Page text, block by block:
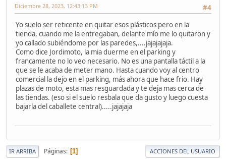
#4
Diciembre 28, 2023, 12:43:13 PM
Yo suelo ser reticente en quitar esos plásticos pero en la
tienda, cuando me la entregaban, delante mío me lo quitaron y
yo callado subiéndome por las paredes,....jajajajaja.
Como dice Jordimoto, la mia duerme en el parking y
francamente no lo veo necesario. No es una pantalla táctil a la
que se le acaba de meter mano. Hasta cuando voy al centro
comercial la dejo en el parking, más ahora que hace frio. Hay
plazas de moto, esta mas resguardada y te deja mas cerca de
las tiendas. (eso si el suelo resbala que da gusto y luego cuesta
bajarla del caballete central).....jajajaja
IR ARRIBA Páginas 1 ACCIONES DEL USUARIO